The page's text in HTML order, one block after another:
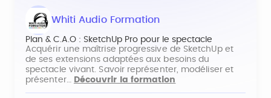
Whiti Audio Formation
Plan & C.A.O : SketchUp Pro pour le spectacle
Acquérir une maîtrise progressive de SketchUp et
de ses extensions adaptées aux besoins du
spectacle vivant. Savoir représenter, modéliser et
présenter…
Découvrir la formation